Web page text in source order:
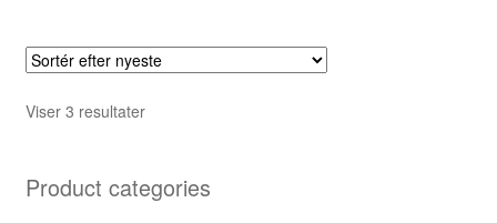
Viser 3 resultaterSorteret
Product categories